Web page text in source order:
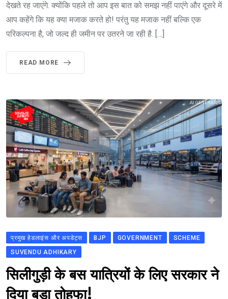
देखते रह जाएंगे. क्योंकि पहले तो आप इस बात को समझ नहीं पाएंगे और दूसरे में
आप कहेंगे कि यह क्या मजाक करते हो! परंतु यह मजाक नहीं बल्कि एक
परिकल्पना है, जो जल्द ही जमीन पर उतरने जा रही है. […]
READ MORE
प्रमुख हेडलाइंस और अपडेट्स BJP GOVERNMENT
SCHEME
SUVENDU ADHIKARY
सिलीगुड़ी के बस यात्रियों के लिए सरकार ने
दिया बड़ा तोहफा!